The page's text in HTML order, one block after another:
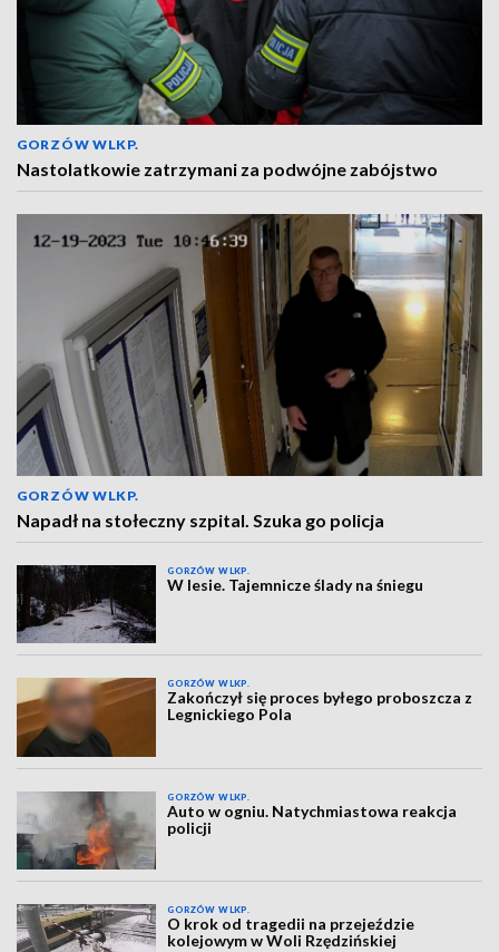
GORZÓW WLKP.
Nastolatkowie zatrzymani za podwójne zabójstwo
GORZÓW WLKP.
Napadł na stołeczny szpital. Szuka go policja
GORZÓW WLKP.
W lesie. Tajemnicze ślady na śniegu
GORZÓW WLKP.
Zakończył się proces byłego proboszcza z
Legnickiego Pola
GORZÓW WLKP.
Auto w ogniu. Natychmiastowa reakcja
policji
GORZÓW WLKP.
O krok od tragedii na przejeździe
kolejowym w Woli Rzędzińskiej